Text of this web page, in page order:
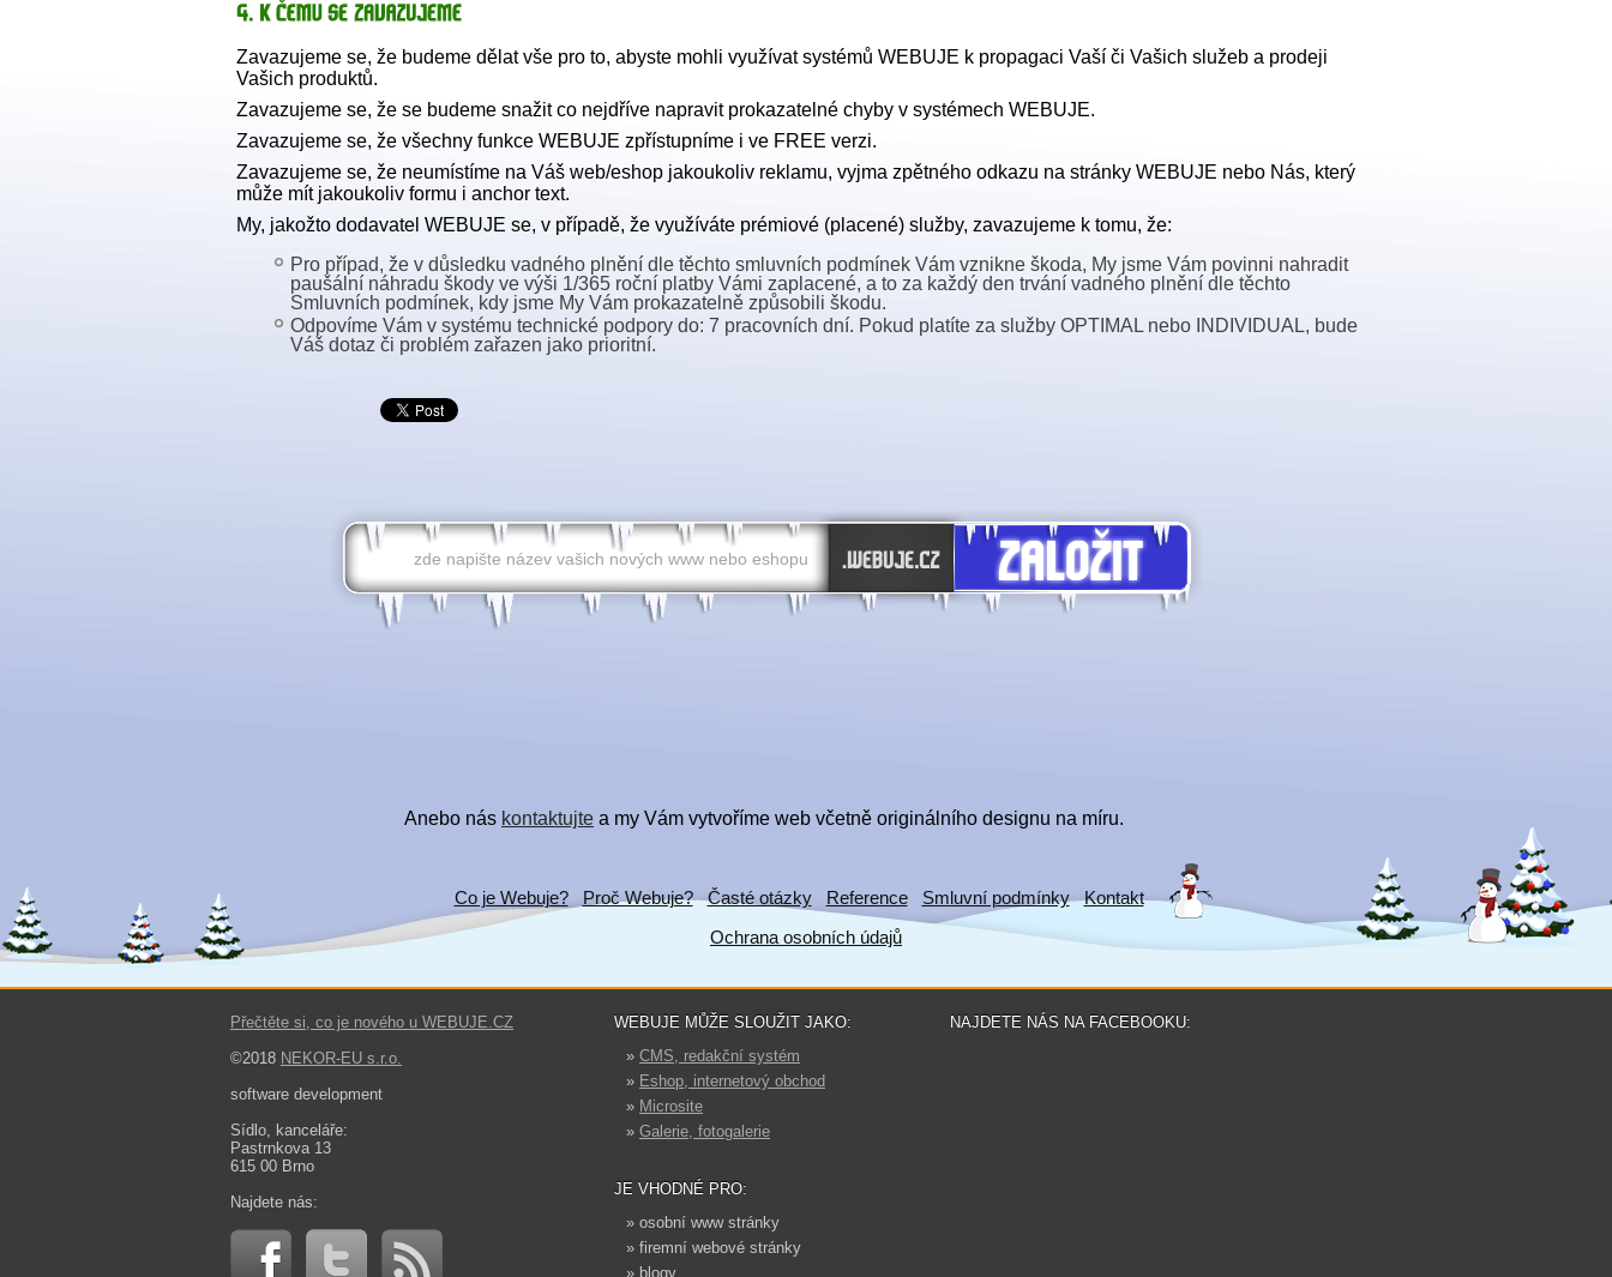
Zavazujeme se, že budeme dělat vše pro to, abyste mohli využívat systémů WEBUJE k propagaci Vaší či Vašich služeb a prodeji
Vašich produktů.
Zavazujeme se, že se budeme snažit co nejdříve napravit prokazatelné chyby v systémech WEBUJE.
Zavazujeme se, že všechny funkce WEBUJE zpřístupníme i ve FREE verzi.
Zavazujeme se, že neumístíme na Váš web/eshop jakoukoliv reklamu, vyjma zpětného odkazu na stránky WEBUJE nebo Nás, který
může mít jakoukoliv formu i anchor text.
My, jakožto dodavatel WEBUJE se, v případě, že využíváte prémiové (placené) služby, zavazujeme k tomu, že:
Pro případ, že v důsledku vadného plnění dle těchto smluvních podmínek Vám vznikne škoda, My jsme Vám povinni nahradit
paušální náhradu škody ve výši 1/365 roční platby Vámi zaplacené, a to za každý den trvání vadného plnění dle těchto
Smluvních podmínek, kdy jsme My Vám prokazatelně způsobili škodu.
Odpovíme Vám v systému technické podpory do: 7 pracovních dní. Pokud platíte za služby OPTIMAL nebo INDIVIDUAL, bude
Váš dotaz či problém zařazen jako prioritní.
Anebo nás kontaktujte a my Vám vytvoříme web včetně originálního designu na míru.
Co je Webuje? Proč Webuje? Časté otázky Reference Smluvní podmínky
Kontakt
Ochrana osobních údajů
Přečtěte si, co je nového u WEBUJE.CZ
©2018 NEKOR-EU s.r.o.
software development
Sídlo, kanceláře:
Pastrnkova 13
615 00 Brno
Najdete nás:
WEBUJE MŮŽE SLOUŽIT JAKO:
» CMS, redakční systém
» Eshop, internetový obchod
» Microsite
» Galerie, fotogalerie
JE VHODNÉ PRO:
» osobní www stránky
» firemní webové stránky
» blogy
NAJDETE NÁS NA FACEBOOKU: